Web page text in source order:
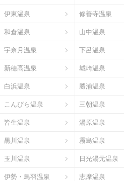
伊東温泉 修善寺温泉
和倉温泉 山中温泉
宇奈月温泉 下呂温泉
新穂高温泉 城崎温泉
白浜温泉 勝浦温泉
こんぴら温泉 三朝温泉
皆生温泉 湯原温泉
黒川温泉 霧島温泉
玉川温泉 日光湯元温泉
伊勢・鳥羽温泉 志摩温泉